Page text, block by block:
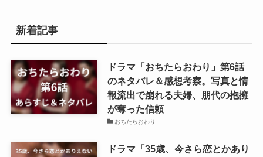
新着記事
ドラマ「おちたらおわり」第6話
のネタバレ＆感想考察。写真と情
報流出で崩れる夫婦、朋代の抱擁
が奪った信頼
おちたらおわり
ドラマ「35歳、今さら恋とかあり